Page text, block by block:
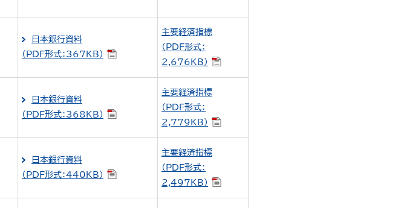
日本銀行資料
（PDF形式：367KB）
主要経済指標
（PDF形式：
2,676KB）
日本銀行資料
（PDF形式：368KB）
主要経済指標
（PDF形式：
2,779KB）
日本銀行資料
（PDF形式：440KB）
主要経済指標
（PDF形式：
2,497KB）